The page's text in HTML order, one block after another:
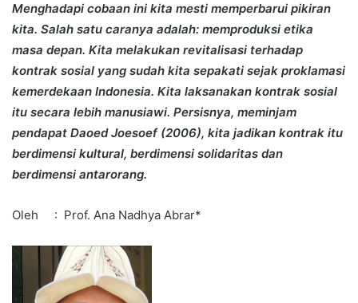
Menghadapi cobaan ini kita mesti memperbarui pikiran
kita. Salah satu caranya adalah: memproduksi etika
masa depan. Kita melakukan revitalisasi terhadap
kontrak sosial yang sudah kita sepakati sejak proklamasi
kemerdekaan Indonesia. Kita laksanakan kontrak sosial
itu secara lebih manusiawi. Persisnya, meminjam
pendapat Daoed Joesoef (2006), kita jadikan kontrak itu
berdimensi kultural, berdimensi solidaritas dan
berdimensi antarorang.
Oleh : Prof. Ana Nadhya Abrar*